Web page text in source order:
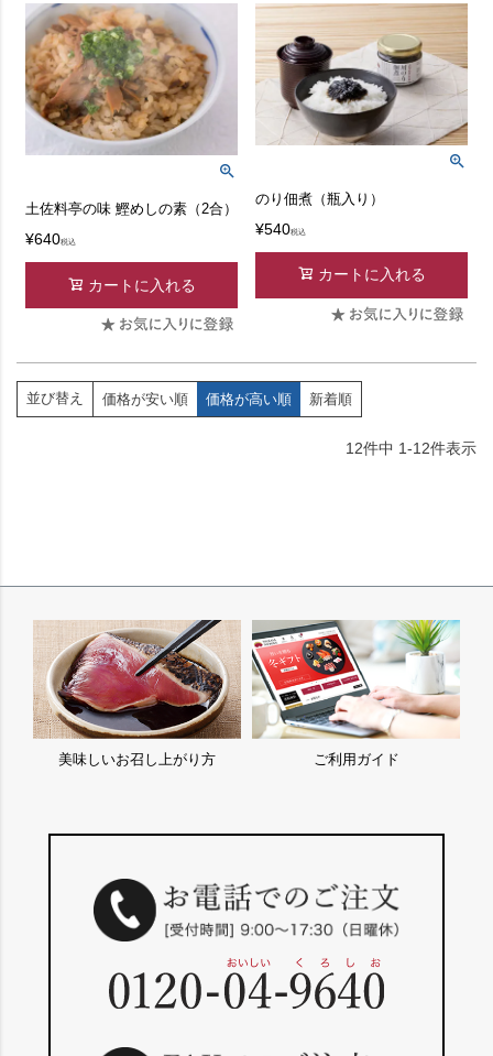
土佐料亭の味 鰹めしの素（2合）
¥640税込
カートに入れる
のり佃煮（瓶入り）
¥540税込
カートに入れる
並び替え 価格が安い順 価格が高い順 新着順
12件中 1-12件表示
美味しいお召し上がり方 ご利用ガイド